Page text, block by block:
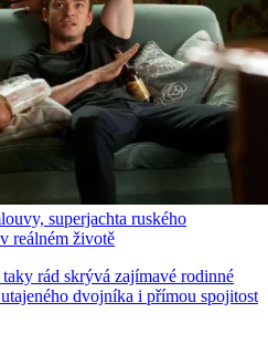
superjachta ruského
reálném životě
rád skrývá zajímavé rodinné
dvojníka i přímou spojitost